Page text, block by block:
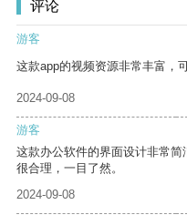
评论
游客
这款app的视频资源非常丰富，
2024-09-08
游客
这款办公软件的界面设计非常
很合理，一目了然。
2024-09-08